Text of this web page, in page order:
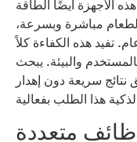
الأجهزة أيضًا الطاقة
مباشرة وبسرعة،
تفيد هذه الكفاءة كلاً
والبيئة. يبحث
سريعة دون إهدار
متعددة